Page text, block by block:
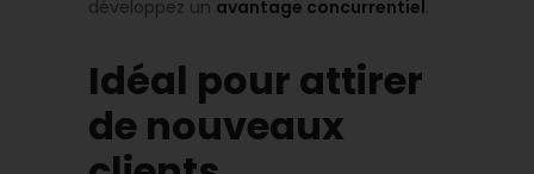
développez un avantage concurrentiel.
Idéal pour attirer
de nouveaux